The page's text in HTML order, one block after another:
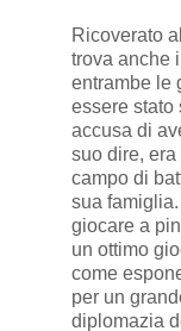
Ricoverato
trova anche
entrambe le
essere stato
accusa di
suo dire, era
campo di
sua
giocare a
un ottimo
come
per un
diplomazia